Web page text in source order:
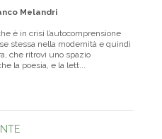
Melandri
è in crisi l’autocomprensione
stessa nella modernità e quindi
che ritrovi uno spazio
la poesia, e la lett...